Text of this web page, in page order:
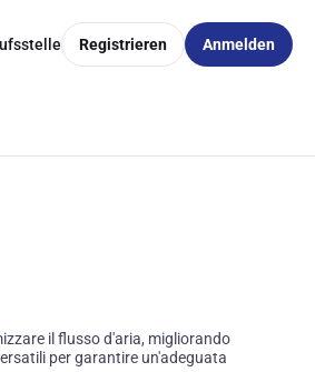
Registrieren Anmelden
il flusso d'aria, migliorando
per garantire un'adeguata